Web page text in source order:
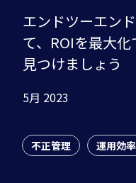
アダプティブ・
チャージバック保
反証管理
アカウント保護
パートナー
リソースセンター
会社情報
JA
エンドツーエン
て、ROIを最大
見つけましょう
5月 2023
不正管理 運用効率